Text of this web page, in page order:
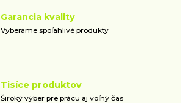
Garancia kvality
Vyberáme spoľahlivé produkty
Tisíce produktov
Široký výber pre prácu aj voľný čas